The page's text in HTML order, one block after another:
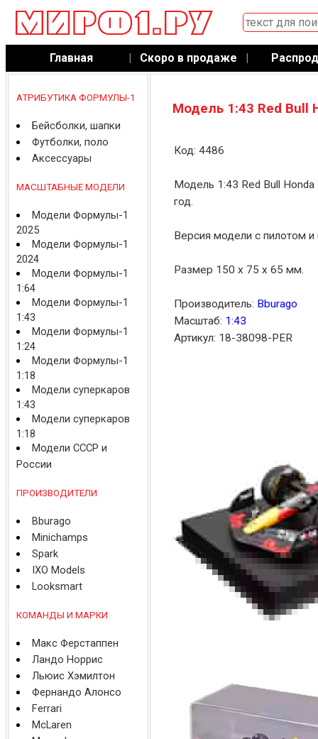
Главная | Скоро в продаже |
АТРИБУТИКА ФОРМУЛЫ-1
Бейсболки, шапки
Футболки, поло
Аксессуары
МАСШТАБНЫЕ МОДЕЛИ
Модели Формулы-1
2025
Модели Формулы-1
2024
Модели Формулы-1
1:64
Модели Формулы-1
1:43
Модели Формулы-1
1:24
Модели Формулы-1
1:18
Модели суперкаров
1:43
Модели суперкаров
1:18
Модели СССР и
России
ПРОИЗВОДИТЕЛИ
Bburago
Minichamps
Spark
IXO Models
Looksmart
КОМАНДЫ И МАРКИ
Макс Ферстаппен
Ландо Норрис
Льюис Хэмилтон
Фернандо Алонсо
Ferrari
McLaren
Модель 1:43 Red Bull
Код: 4486
Модель 1:43 Red Bull
год.
Версия модели с пилотом и
Размер 150 x 75 x 65 мм.
Производитель: Bburago
Масштаб: 1:43
Артикул: 18-38098-PER